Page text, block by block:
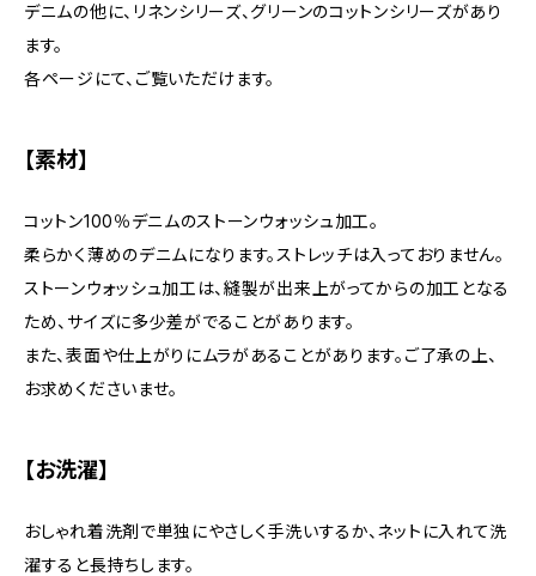
デニムの他に、リネンシリーズ、グリーンのコットンシリーズがあり
ます。
各ページにて、ご覧いただけます。
【素材】
コットン100％デニムのストーンウォッシュ加工。
柔らかく薄めのデニムになります。ストレッチは入っておりません。
ストーンウォッシュ加工は、縫製が出来上がってからの加工となる
ため、サイズに多少差がでることがあります。
また、表面や仕上がりにムラがあることがあります。ご了承の上、
お求めくださいませ。
【お洗濯】
おしゃれ着洗剤で単独にやさしく手洗いするか、ネットに入れて洗
濯すると長持ちします。